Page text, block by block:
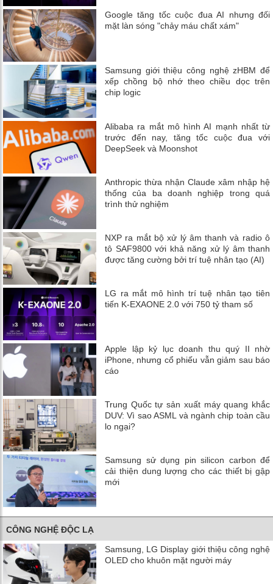
Google tăng tốc cuộc đua AI nhưng đối
mặt làn sóng "chảy máu chất xám"
Samsung giới thiệu công nghệ zHBM để
xếp chồng bộ nhớ theo chiều dọc trên
chip logic
Alibaba ra mắt mô hình AI mạnh nhất từ
trước đến nay, tăng tốc cuộc đua với
DeepSeek và Moonshot
Anthropic thừa nhận Claude xâm nhập hệ
thống của ba doanh nghiệp trong quá
trình thử nghiệm
NXP ra mắt bộ xử lý âm thanh và radio ô
tô SAF9800 với khả năng xử lý âm thanh
được tăng cường bởi trí tuệ nhân tạo (AI)
LG ra mắt mô hình trí tuệ nhân tạo tiên
tiến K-EXAONE 2.0 với 750 tỷ tham số
Apple lập kỷ lục doanh thu quý II nhờ
iPhone, nhưng cổ phiếu vẫn giảm sau báo
cáo
Trung Quốc tự sản xuất máy quang khắc
DUV: Vì sao ASML và ngành chip toàn cầu
lo ngại?
Samsung sử dụng pin silicon carbon để
cải thiện dung lượng cho các thiết bị gập
mới
CÔNG NGHỆ ĐỘC LẠ
Samsung, LG Display giới thiệu công nghệ
OLED cho khuôn mặt người máy